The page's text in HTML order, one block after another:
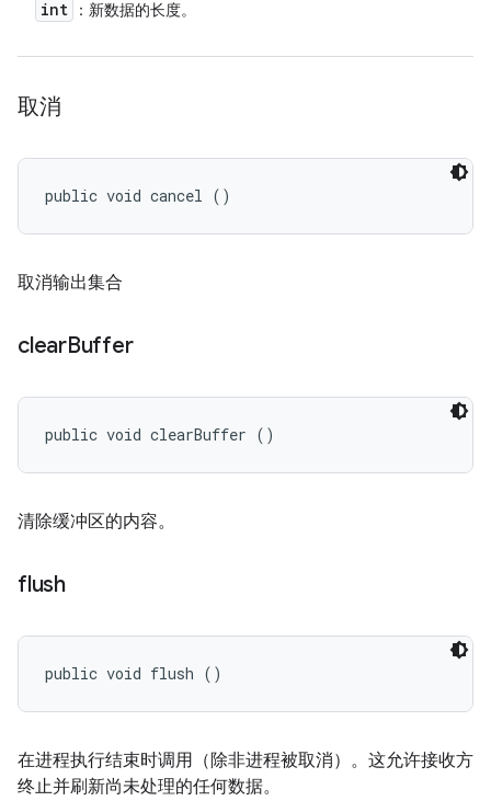
int ：新数据的长度。
取消
public void cancel ()
取消输出集合
clearBuffer
public void clearBuffer ()
清除缓冲区的内容。
flush
public void flush ()
在进程执行结束时调用（除非进程被取消）。这允许接收方
终止并刷新尚未处理的任何数据。